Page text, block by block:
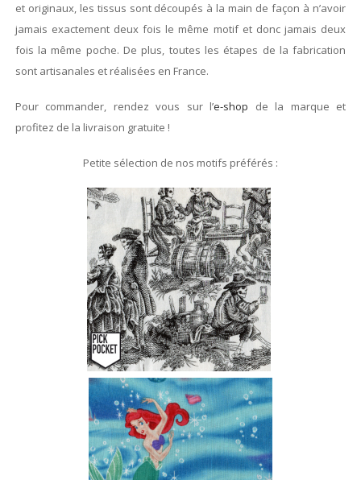
et originaux, les tissus sont découpés à la main de façon à n’avoir
jamais exactement deux fois le même motif et donc jamais deux
fois la même poche. De plus, toutes les étapes de la fabrication
sont artisanales et réalisées en France.
Pour commander, rendez vous sur l’e-shop de la marque et
profitez de la livraison gratuite !
Petite sélection de nos motifs préférés :